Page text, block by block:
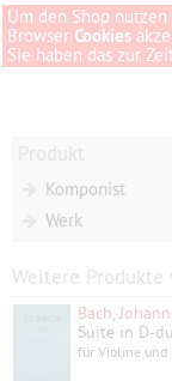
Um den Shop
Browser Cookies
Sie haben das zur
Komponist
Werk
Weitere Produkte
Bach,
Suite in D-
für Violine und